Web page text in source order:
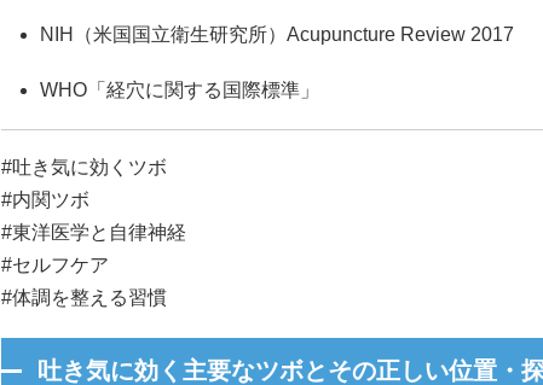
NIH（米国国立衛生研究所）Acupuncture Review 2017
WHO「経穴に関する国際標準」
#吐き気に効くツボ
#内関ツボ
#東洋医学と自律神経
#セルフケア
#体調を整える習慣
吐き気に効く主要なツボとその正しい位置・